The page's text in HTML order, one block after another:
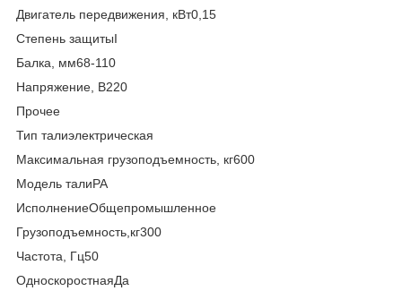
Двигатель передвижения, кВт0,15
Степень защитыI
Балка, мм68-110
Напряжение, В220
Прочее
Тип талиэлектрическая
Максимальная грузоподъемность, кг600
Модель талиРА
ИсполнениеОбщепромышленное
Грузоподъемность,кг300
Частота, Гц50
ОдноскоростнаяДа